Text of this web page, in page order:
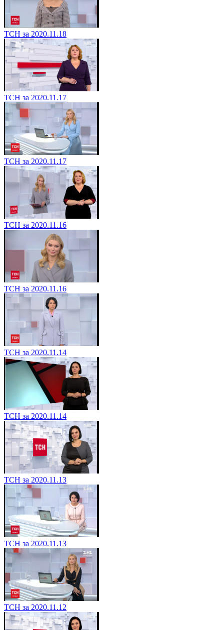
ТСН за 2020.11.18
ТСН за 2020.11.17
ТСН за 2020.11.17
ТСН за 2020.11.16
ТСН за 2020.11.16
ТСН за 2020.11.14
ТСН за 2020.11.14
ТСН за 2020.11.13
ТСН за 2020.11.13
ТСН за 2020.11.12